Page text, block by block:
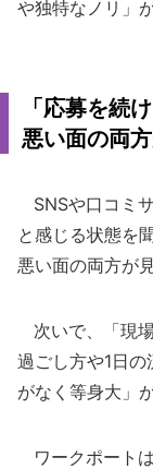
や独特なノリ」
「応募を続
悪い面の両
SNSや口コミ
と感じる状態を
悪い面の両方が
次いで、「現
過ごし方や1日
がなく等身大」
ワークポート